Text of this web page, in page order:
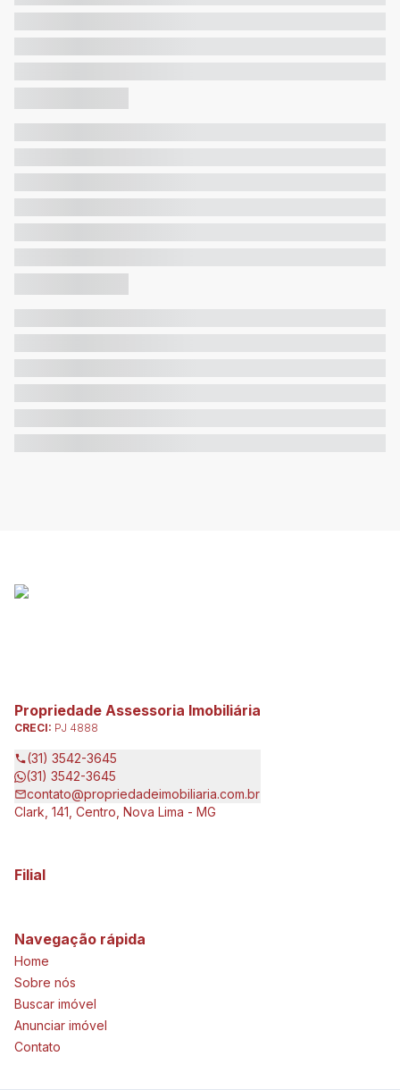
Propriedade Assessoria Imobiliária
CRECI: PJ 4888
(31) 3542-3645
(31) 3542-3645
contato@propriedadeimobiliaria.com.br
Clark, 141, Centro, Nova Lima - MG
Filial
Navegação rápida
Home
Sobre nós
Buscar imóvel
Anunciar imóvel
Contato